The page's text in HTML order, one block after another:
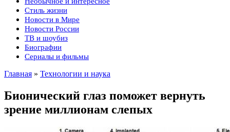
Стиль жизни
Новости в Мире
Новости России
ТВ и шоубиз
Биографии
Сериалы и фильмы
Главная » Технологии и наука
Бионический глаз поможет вернуть
зрение миллионам слепых